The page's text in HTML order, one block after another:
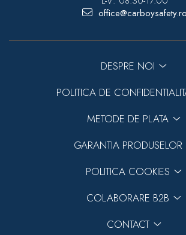
office@carboysafety.ro
DESPRE NOI
POLITICA DE
METODE DE PLATA
GARANTIA PRODUSELOR
POLITICA COOKIES
COLABORARE B2B
CONTACT